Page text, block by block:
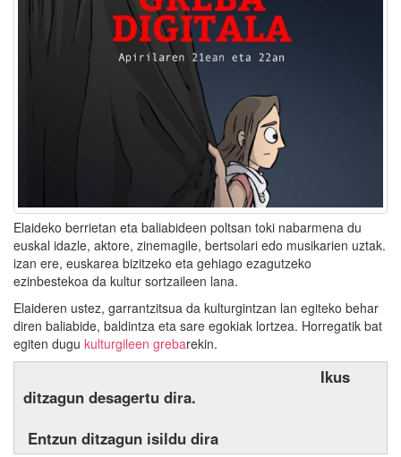
Elaideko berrietan eta baliabideen poltsan toki nabarmena du
euskal idazle, aktore, zinemagile, bertsolari edo musikarien uztak.
izan ere, euskarea bizitzeko eta gehiago ezagutzeko
ezinbestekoa da kultur sortzaileen lana.
Elaideren ustez, garrantzitsua da kulturgintzan lan egiteko behar
diren baliabide, baldintza eta sare egokiak lortzea. Horregatik bat
egiten dugu kulturgileen grebarekin.
Ikus
ditzagun desagertu dira.
Entzun ditzagun isildu dira